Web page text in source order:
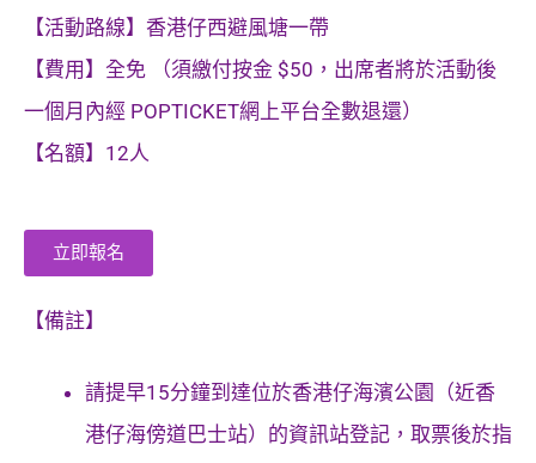
【活動路線】香港仔西避風塘一帶
【費用】全免 （須繳付按金 $50，出席者將於活動後
一個月內經 POPTICKET網上平台全數退還）
【名額】12人
立即報名
【備註】
請提早15分鐘到達位於香港仔海濱公園（近香
港仔海傍道巴士站）的資訊站登記， 取票後於指